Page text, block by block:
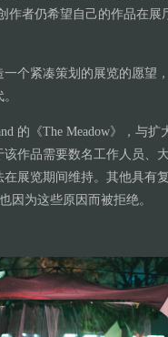
作者仍希望自己的作品在展
个紧凑策划的展览的愿望
的《The Meadow》，与
作品需要数名工作人员、
展览期间维持。其他具有
因为这些原因而被拒绝。